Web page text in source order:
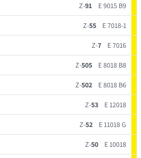
Z-91 E 9015 B9
Z-55 E 7018-1
Z-7 E 7016
Z-505 E 8018 B8
Z-502 E 8018 B6
Z-53 E 12018
Z-52 E 11018 G
Z-50 E 10018